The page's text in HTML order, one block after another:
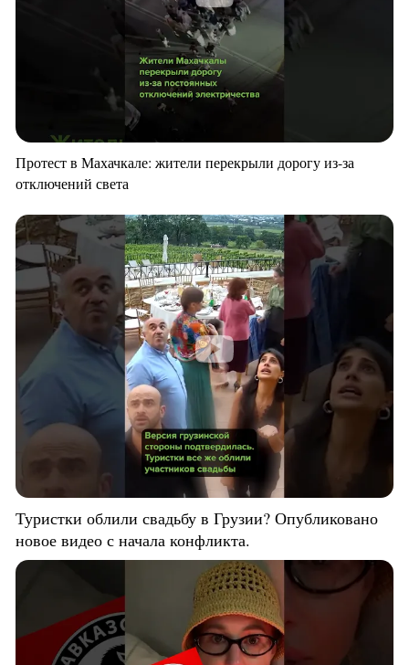
Протест в Махачкале: жители перекрыли дорогу из-за
отключений света
Туристки облили свадьбу в Грузии? Опубликовано
новое видео с начала конфликта.